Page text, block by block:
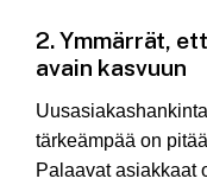
2. Ymmärrät,
avain kasvuun
tärkeämpää on
Palaavat asiakkaat